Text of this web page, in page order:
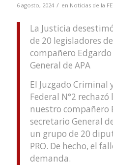
6 agosto, 2024 / en Noticias de la
La Justicia
de 20 legisladores
compañero
General de APA
El Juzgado Criminal
Federal N°2
nuestro compañero
secretario General
un grupo de 20
PRO. De hecho, el
demanda.